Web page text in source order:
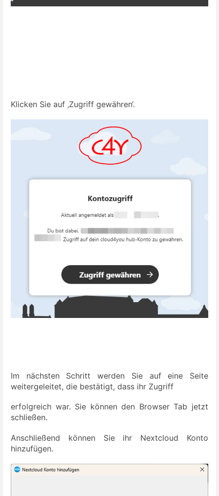
Klicken Sie auf ‚Zugriff gewähren‘.
Im nächsten Schritt werden Sie auf eine Seite
weitergeleitet, die bestätigt, dass ihr Zugriff
erfolgreich war. Sie können den Browser Tab jetzt
schließen.
Anschließend können Sie ihr Nextcloud Konto
hinzufügen.